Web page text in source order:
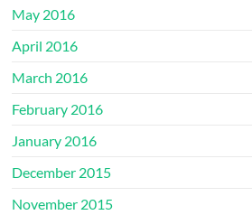
May 2016
April 2016
March 2016
February 2016
January 2016
December 2015
November 2015